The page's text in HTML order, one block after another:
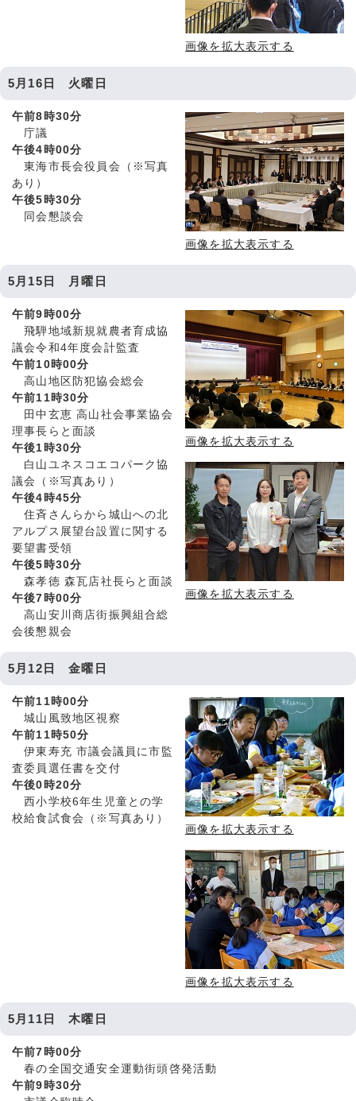
画像を拡大表示する
5月16日 火曜日
画像を拡大表示する
午前8時30分
庁議
午後4時00分
東海市長会役員会（※写真
あり）
午後5時30分
同会懇談会
5月15日 月曜日
画像を拡大表示する
画像を拡大表示する
午前9時00分
飛騨地域新規就農者育成協
議会令和4年度会計監査
午前10時00分
高山地区防犯協会総会
午前11時30分
田中玄恵 高山社会事業協会
理事長らと面談
午後1時30分
白山ユネスコエコパーク協
議会（※写真あり）
午後4時45分
住斉さんらから城山への北
アルプス展望台設置に関する
要望書受領
午後5時30分
森孝徳 森瓦店社長らと面談
午後7時00分
高山安川商店街振興組合総
会後懇親会
5月12日 金曜日
画像を拡大表示する
画像を拡大表示する
午前11時00分
城山風致地区視察
午前11時50分
伊東寿充 市議会議員に市監
査委員選任書を交付
午後0時20分
西小学校6年生児童との学
校給食試食会（※写真あり）
5月11日 木曜日
午前7時00分
春の全国交通安全運動街頭啓発活動
午前9時30分